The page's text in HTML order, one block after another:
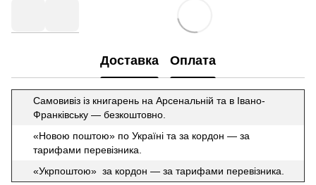
Доставка Оплата
Самовивіз із книгарень на Арсенальній та в Івано-
Франківську — безкоштовно.
«Новою поштою» по Україні та за кордон — за
тарифами перевізника.
«Укрпоштою» за кордон — за тарифами перевізника.